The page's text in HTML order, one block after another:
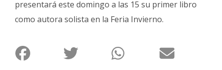
de
Familia
Fúnebres
presentará este domingo a las 15 su primer libro
como autora solista en la Feria Invierno.